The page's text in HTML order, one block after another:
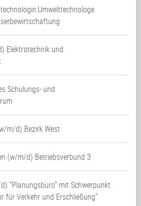
Elektrotechnik und
Schulungs- und
m/d) Bezirk West
(w/m/d) Betriebsverbund 3
"Planungsbüro" mit Schwerpunkt
für Verkehr und Erschließung"